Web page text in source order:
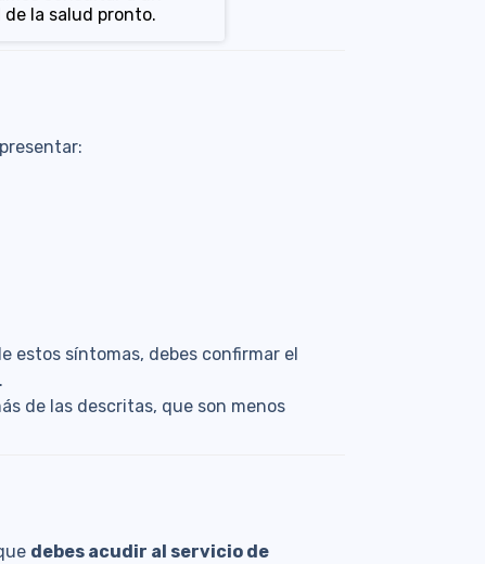
la salud pronto.
estos síntomas, debes confirmar el
de las descritas, que son menos
debes acudir al servicio de